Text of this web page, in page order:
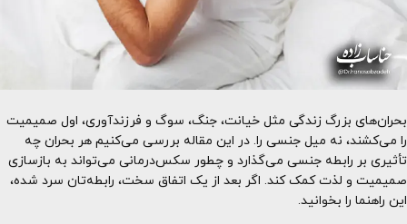
بحران‌های بزرگ زندگی مثل خیانت، جنگ، سوگ و فرزندآوری، اول صمیمیت
را می‌کشند، نه میل جنسی را. در این مقاله بررسی می‌کنیم هر بحران چه
تأثیری بر رابطه جنسی می‌گذارد و چطور سکس‌درمانی می‌تواند به بازسازی
صمیمیت و لذت کمک کند. اگر بعد از یک اتفاق سخت، رابطه‌تان سرد شده،
این راهنما را بخوانید.